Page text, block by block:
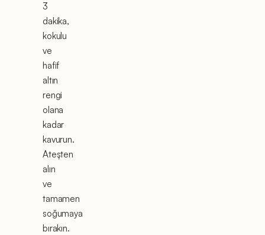
3
dakika,
kokulu
ve
hafif
altın
rengi
olana
kadar
kavurun.
Ateşten
alın
ve
tamamen
soğumaya
bırakın.